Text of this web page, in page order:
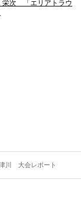
栄次 「エリアトラウ
川 大会レポート